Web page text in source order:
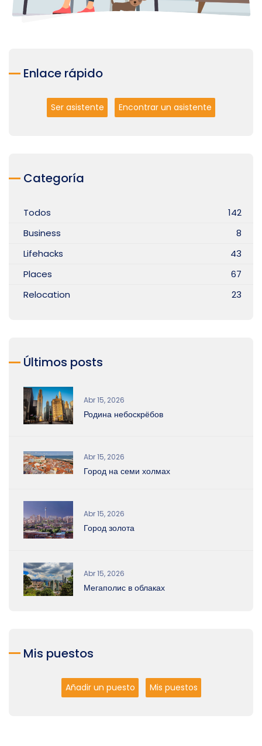
Enlace rápido
Ser asistente Encontrar un asistente
Categoría
Todos
142
Business
8
Lifehacks
43
Places
67
Relocation
23
Últimos posts
Abr 15, 2026
Родина небоскрёбов
Abr 15, 2026
Город на семи холмах
Abr 15, 2026
Город золота
Abr 15, 2026
Мегаполис в облаках
Mis puestos
Añadir un puesto Mis puestos